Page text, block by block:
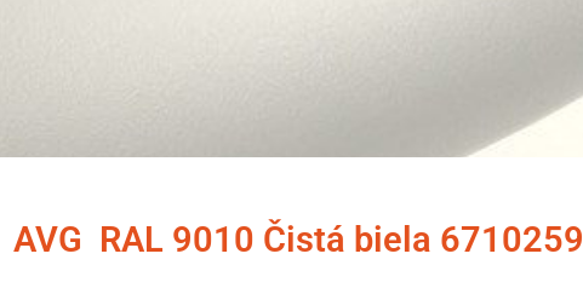
AVG RAL 9010 Čistá biela 6710259